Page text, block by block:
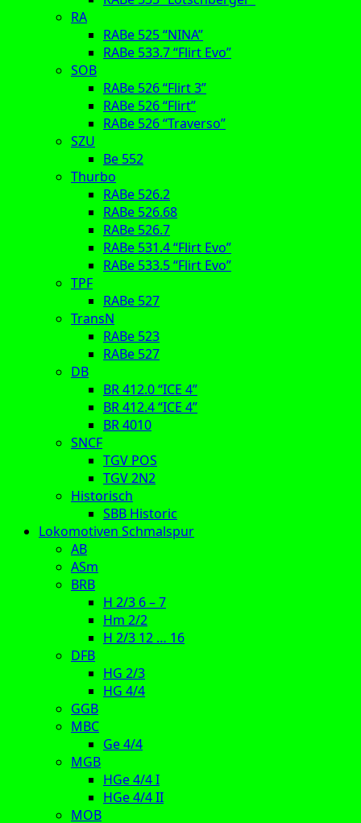
RA
RABe 525 “NINA”
RABe 533.7 “Flirt Evo”
SOB
RABe 526 “Flirt 3”
RABe 526 “Flirt”
RABe 526 “Traverso”
SZU
Be 552
Thurbo
RABe 526.2
RABe 526.68
RABe 526.7
RABe 531.4 “Flirt Evo”
RABe 533.5 “Flirt Evo”
TPF
RABe 527
TransN
RABe 523
RABe 527
DB
BR 412.0 “ICE 4”
BR 412.4 “ICE 4”
BR 4010
SNCF
TGV POS
TGV 2N2
Historisch
SBB Historic
Lokomotiven Schmalspur
AB
ASm
BRB
H 2/3 6 – 7
Hm 2/2
H 2/3 12 … 16
DFB
HG 2/3
HG 4/4
GGB
MBC
Ge 4/4
MGB
HGe 4/4 I
HGe 4/4 II
MOB